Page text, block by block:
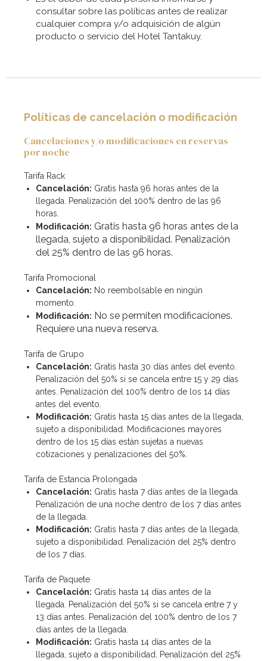
consultar sobre las políticas antes de realizar
cualquier compra y/o adquisición de algún
producto o servicio del Hotel Tantakuy.
Políticas de cancelación o modificación
Cancelaciones y/o modificaciones en reservas
por noche
Tarifa Rack
Cancelación: Gratis hasta 96 horas antes de la
llegada. Penalización del 100% dentro de las 96
horas.
Modificación: Gratis hasta 96 horas antes de la
llegada, sujeto a disponibilidad. Penalización
del 25% dentro de las 96 horas.
Tarifa Promocional
Cancelación: No reembolsable en ningún
momento.
Modificación: No se permiten modificaciones.
Requiere una nueva reserva.
Tarifa de Grupo
Cancelación: Gratis hasta 30 días antes del evento.
Penalización del 50% si se cancela entre 15 y 29 días
antes. Penalización del 100% dentro de los 14 días
antes del evento.
Modificación: Gratis hasta 15 días antes de la llegada,
sujeto a disponibilidad. Modificaciones mayores
dentro de los 15 días están sujetas a nuevas
cotizaciones y penalizaciones del 50%.
Tarifa de Estancia Prolongada
Cancelación: Gratis hasta 7 días antes de la llegada.
Penalización de una noche dentro de los 7 días antes
de la llegada.
Modificación: Gratis hasta 7 días antes de la llegada,
sujeto a disponibilidad. Penalización del 25% dentro
de los 7 días.
Tarifa de Paquete
Cancelación: Gratis hasta 14 días antes de la
llegada. Penalización del 50% si se cancela entre 7 y
13 días antes. Penalización del 100% dentro de los 7
días antes de la llegada.
Modificación: Gratis hasta 14 días antes de la
llegada, sujeto a disponibilidad. Penalización del 25%